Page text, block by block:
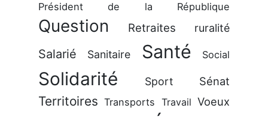
Président de la République
Question Retraites ruralité
Salarié Sanitaire Santé Social
Solidarité Sport Sénat
Territoires Transports Travail Voeux